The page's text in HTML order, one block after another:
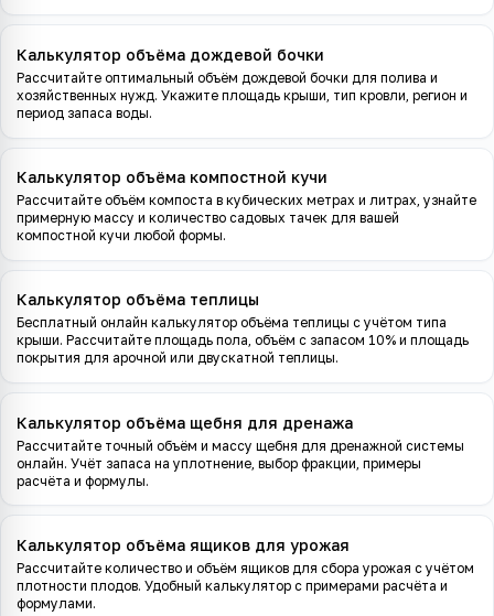
Калькулятор объёма дождевой бочки
Рассчитайте оптимальный объём дождевой бочки для полива и
хозяйственных нужд. Укажите площадь крыши, тип кровли, регион и
период запаса воды.
Калькулятор объёма компостной кучи
Рассчитайте объём компоста в кубических метрах и литрах, узнайте
примерную массу и количество садовых тачек для вашей
компостной кучи любой формы.
Калькулятор объёма теплицы
Бесплатный онлайн калькулятор объёма теплицы с учётом типа
крыши. Рассчитайте площадь пола, объём с запасом 10% и площадь
покрытия для арочной или двускатной теплицы.
Калькулятор объёма щебня для дренажа
Рассчитайте точный объём и массу щебня для дренажной системы
онлайн. Учёт запаса на уплотнение, выбор фракции, примеры
расчёта и формулы.
Калькулятор объёма ящиков для урожая
Рассчитайте количество и объём ящиков для сбора урожая с учётом
плотности плодов. Удобный калькулятор с примерами расчёта и
формулами.